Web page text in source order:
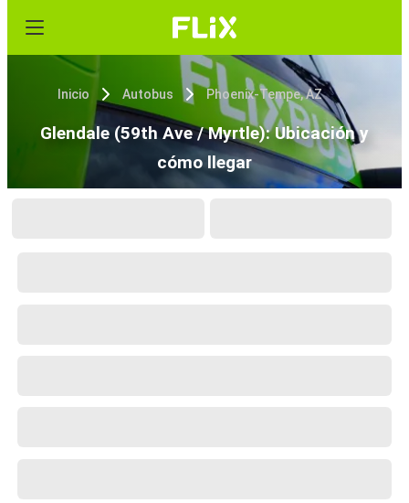
Inicio Autobus Phoenix-Tempe, AZ
Glendale (59th Ave / Myrtle): Ubicación y
cómo llegar